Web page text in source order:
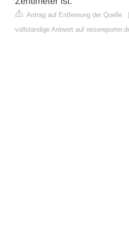
Antrag auf Entfernung der Quelle
vollständige Antwort auf